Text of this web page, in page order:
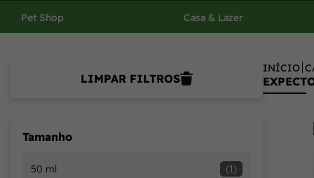
Pet Shop Casa & Lazer
LIMPAR FILTROS
Tamanho
50 ml (1)
INÍCIO